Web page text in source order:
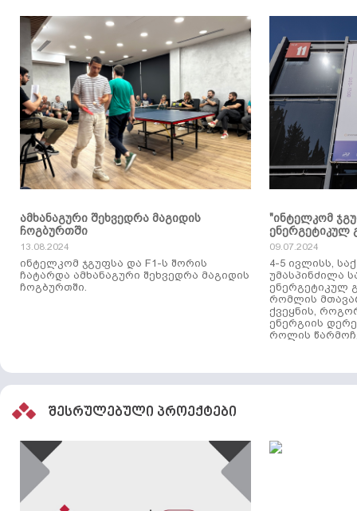
ამხანაგური შეხვედრა მაგიდის
ჩოგბურთში
13.08.2024
ინტელკომ ჯგუფსა და F1-ს შორის
ჩატარდა ამხანაგური შეხვედრა მაგიდის
ჩოგბურთში.
"ინტელკომ
ენერგეტიკულ
09.07.2024
4-5 ივლისს,
უმასპინძილა
ენერგეტიკულ
რომლის
ქვეყნის,
ენერგიის
როლის
შესრულებული პროექტები